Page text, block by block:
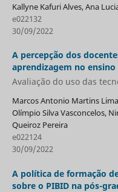
Kallyne Kafuri Alves, Ana
e022132
30/09/2022
A percepção dos
aprendizagem no
Avaliação do uso das
Marcos Antonio Martins
Olímpio Silva Vasconcelos,
Queiroz Pereira
e022124
30/09/2022
A política de formação
sobre o PIBID na pós-